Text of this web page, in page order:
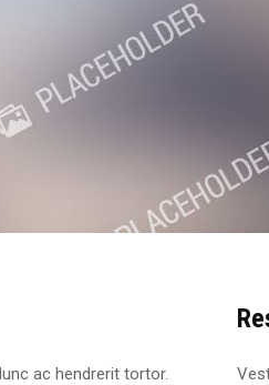
ac hendrerit tortor.